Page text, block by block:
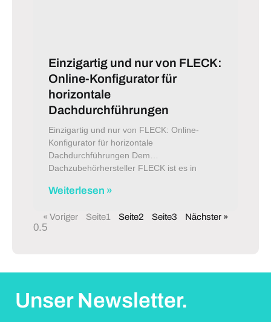
Einzigartig und nur von FLECK:
Online-Konfigurator für
horizontale
Dachdurchführungen
Einzigartig und nur von FLECK: Online-
Konfigurator für horizontale
Dachdurchführungen Dem
Dachzubehörhersteller FLECK ist es in
Weiterlesen »
« Voriger Seite1 Seite2 Seite3 Nächster »
Unser Newsletter.